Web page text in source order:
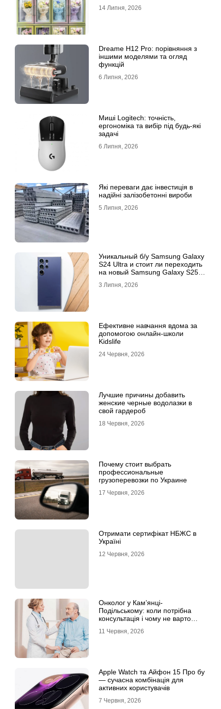
14 Липня, 2026
Dreame H12 Pro: порівняння з
іншими моделями та огляд
функцій
6 Липня, 2026
Миші Logitech: точність,
ергономіка та вибір під будь-які
задачі
6 Липня, 2026
Які переваги дає інвестиція в
надійні залізобетонні вироби
5 Липня, 2026
Уникальный б/у Samsung Galaxy
S24 Ultra и стоит ли переходить
на новый Samsung Galaxy S25
3 Липня, 2026
Ефективне навчання вдома за
допомогою онлайн-школи
Kidslife
24 Червня, 2026
Лучшие причины добавить
женские черные водолазки в
свой гардероб
18 Червня, 2026
Почему стоит выбрать
профессиональные
грузоперевозки по Украине
17 Червня, 2026
Отримати сертифікат НБЖС в
Україні
12 Червня, 2026
Онколог у Кам’янці-
Подільському: коли потрібна
консультація і чому не варто
11 Червня, 2026
Apple Watch та Айфон 15 Про бу
— сучасна комбінація для
активних користувачів
7 Червня, 2026